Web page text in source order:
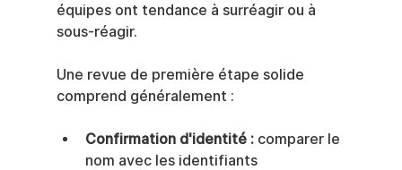
équipes ont tendance à surréagir ou à
sous-réagir.
Une revue de première étape solide
comprend généralement :
Confirmation d'identité : comparer le
nom avec les identifiants